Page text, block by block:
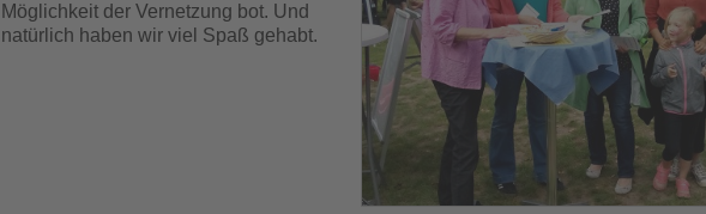
Möglichkeit der Vernetzung bot. Und
natürlich haben wir viel Spaß gehabt.